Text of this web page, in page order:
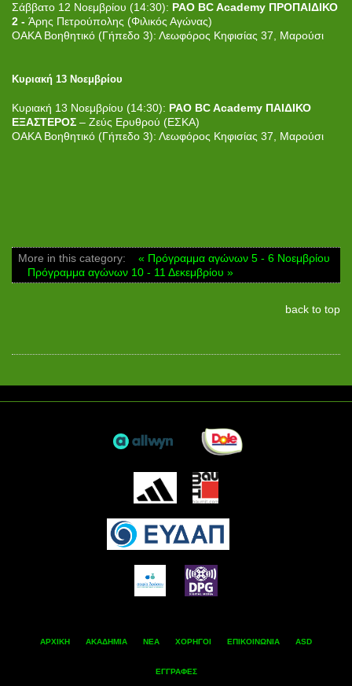
Σάββατο 12 Νοεμβρίου (14:30): PAO BC Academy ΠΡΟΠΑΙΔΙΚΟ
2 - Άρης Πετρούπολης (Φιλικός Αγώνας)
ΟΑΚΑ Βοηθητικό (Γήπεδο 3): Λεωφόρος Κηφισίας 37, Μαρούσι
Κυριακή 13 Νοεμβρίου
Κυριακή 13 Νοεμβρίου (14:30): PAO BC Academy ΠΑΙΔΙΚΟ
ΕΞΑΣΤΕΡΟΣ – Ζεύς Ερυθρού (ΕΣΚΑ)
ΟΑΚΑ Βοηθητικό (Γήπεδο 3): Λεωφόρος Κηφισίας 37, Μαρούσι
More in this category:
« Πρόγραμμα αγώνων 5 - 6 Νοεμβρίου
Πρόγραμμα αγώνων 10 - 11 Δεκεμβρίου »
back to top
ΑΡΧΙΚΗ ΑΚΑΔΗΜΙΑ ΝΕΑ ΧΟΡΗΓΟΙ ΕΠΙΚΟΙΝΩΝΙΑ ASD
ΕΓΓΡΑΦΕΣ